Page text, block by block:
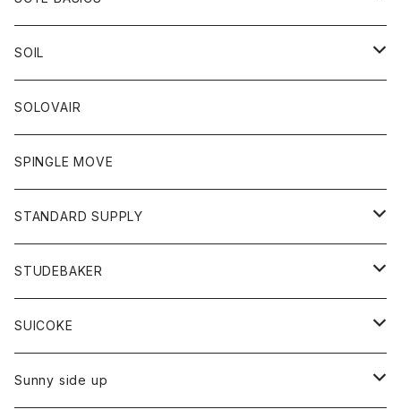
ボトム
ワンピース
トップス
Tシャツ
トレーナー
ボトム
ショートパンツ
スカート
レディース
スカート
Tシャツ
アクセサリー
バック
カーディガン
コート
グッズ
ネクタイ
グローブ
アクセサリー
トップス
カットソー
カーディガン
ボトム
ショートパンツ
パンツ
レディース
カットソー
カーディガン
ボトム
ジーンズ
チノパン
トップス
ポロシャツ
ベスト
靴
SOIL
靴
ワンピース
トップス
カットソー
ボトム
パンツ
オーバーオール
SOLOVAIR
SPINGLE MOVE
STANDARD SUPPLY
財布
バッグ
STUDEBAKER
アクセサリー
ブレスレット
SUICOKE
ブーツ
Sunny side up